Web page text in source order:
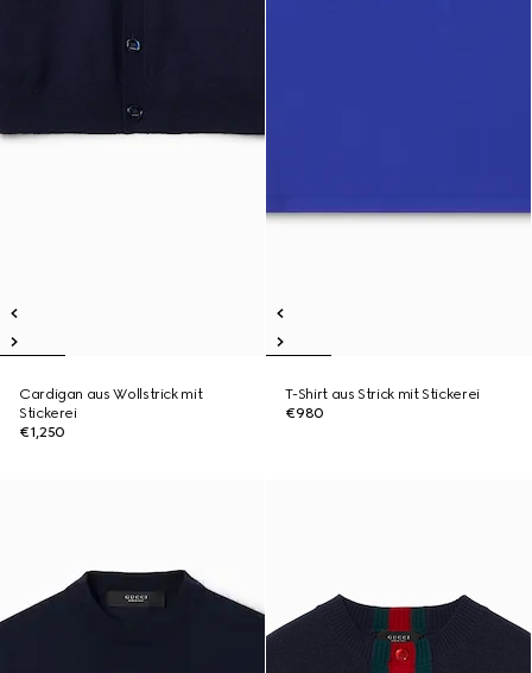
Cardigan aus Wollstrick mit
Stickerei
€1,250
T-Shirt aus Strick mit Stickerei
€980